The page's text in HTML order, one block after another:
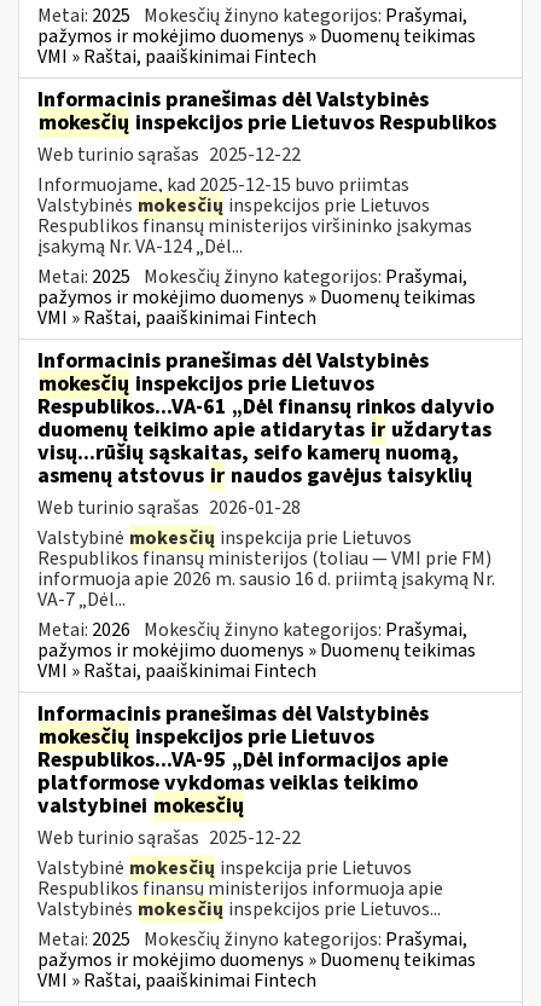
Metai: 2025 Mokesčių žinyno kategorijos: Prašymai,
pažymos ir mokėjimo duomenys » Duomenų teikimas
VMI » Raštai, paaiškinimai Fintech
Informacinis pranešimas dėl Valstybinės
mokesčių inspekcijos prie Lietuvos Respublikos
Web turinio sąrašas 2025-12-22
Informuojame, kad 2025-12-15 buvo priimtas
Valstybinės mokesčių inspekcijos prie Lietuvos
Respublikos finansų ministerijos viršininko įsakymas
įsakymą Nr. VA-124 „Dėl...
Metai: 2025 Mokesčių žinyno kategorijos: Prašymai,
pažymos ir mokėjimo duomenys » Duomenų teikimas
VMI » Raštai, paaiškinimai Fintech
Informacinis pranešimas dėl Valstybinės
mokesčių inspekcijos prie Lietuvos
Respublikos...VA-61 „Dėl finansų rinkos dalyvio
duomenų teikimo apie atidarytas ir uždarytas
visų...rūšių sąskaitas, seifo kamerų nuomą,
asmenų atstovus ir naudos gavėjus taisyklių
Web turinio sąrašas 2026-01-28
Valstybinė mokesčių inspekcija prie Lietuvos
Respublikos finansų ministerijos (toliau — VMI prie FM)
informuoja apie 2026 m. sausio 16 d. priimtą įsakymą Nr.
VA-7 „Dėl...
Metai: 2026 Mokesčių žinyno kategorijos: Prašymai,
pažymos ir mokėjimo duomenys » Duomenų teikimas
VMI » Raštai, paaiškinimai Fintech
Informacinis pranešimas dėl Valstybinės
mokesčių inspekcijos prie Lietuvos
Respublikos...VA-95 „Dėl informacijos apie
platformose vykdomas veiklas teikimo
valstybinei mokesčių
Web turinio sąrašas 2025-12-22
Valstybinė mokesčių inspekcija prie Lietuvos
Respublikos finansų ministerijos informuoja apie
Valstybinės mokesčių inspekcijos prie Lietuvos...
Metai: 2025 Mokesčių žinyno kategorijos: Prašymai,
pažymos ir mokėjimo duomenys » Duomenų teikimas
VMI » Raštai, paaiškinimai Fintech